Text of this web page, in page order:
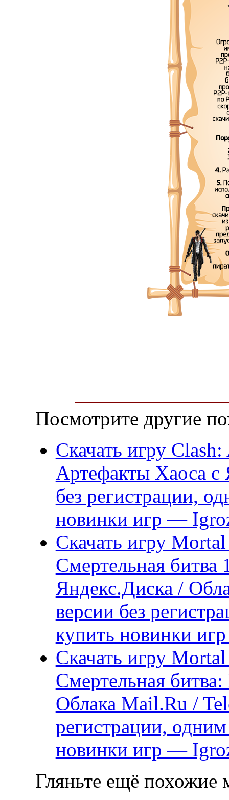
Посмотрите другие
Скачать игру
Артефакты Хаоса с
без регистрации,
новинки игр —
Скачать игру
Смертельная
Яндекс.Диска /
версии без
купить новинки
Скачать игру
Смертельная
Облака Mail.Ru /
регистрации,
новинки игр —
Гляньте ещё похожие